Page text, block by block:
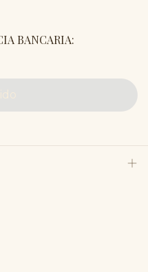
BANCARIA: